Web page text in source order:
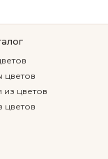
цветов
цветов
цветов